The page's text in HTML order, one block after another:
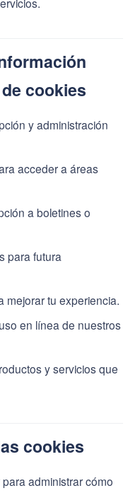
cookies
y administración
acceder a áreas
a boletines o
para futura
mejorar tu experiencia.
en línea de nuestros
y servicios que
cookies
administrar cómo